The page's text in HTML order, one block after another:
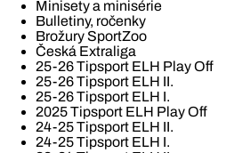
Minisety a minisérie
Bulletiny, ročenky
Brožury SportZoo
Česká Extraliga
25-26 Tipsport ELH Play Off
25-26 Tipsport ELH II.
25-26 Tipsport ELH I.
2025 Tipsport ELH Play Off
24-25 Tipsport ELH II.
24-25 Tipsport ELH I.